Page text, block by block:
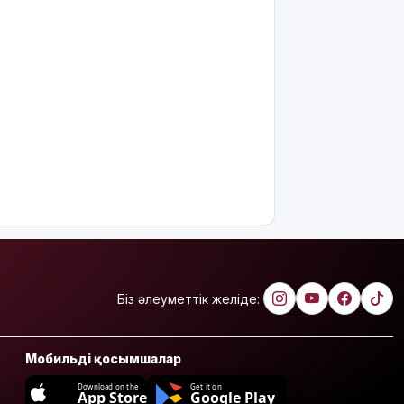
Біз әлеуметтік желіде:
Мобильді қосымшалар
Download on the
App Store
Get it on
Google Play